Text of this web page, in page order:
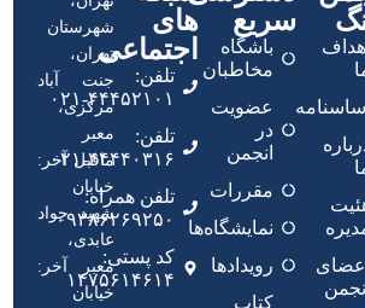
اهداف
اساسنامه
اعضای
انجمن
سریع
باشگاه
مخاطبان
عضویت
در
انجمن
مقررات
نمایشگاه‌ها
رویدادها
کتاب
های
اجتماعی
تلفن:
۴۴۴۵۲۱۰۱-۰۲۱
تلفن:
۴۴۴۴۰۳۱۶-۰۲۱
تلفن همراه:
۰۹۳۸۶۲۶۹۲۵۰
کد پستی:
۱۴۷۵۶۱۴۶۱۴
شهرستان
تهران،
جنت آباد
مرکزی،
معبر
ماقبل آخر:
خیابان
شهید جواد
عابدی،
معبر آخر:
خیابان